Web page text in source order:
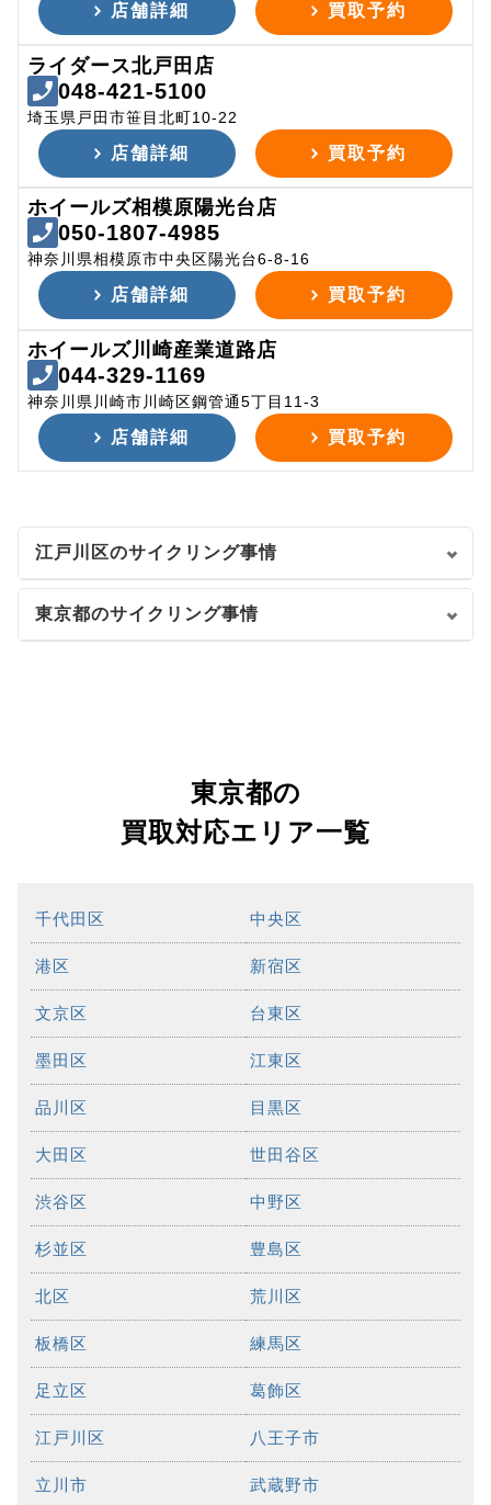
店舗詳細 買取予約
ライダース北戸田店
048-421-5100
埼玉県戸田市笹目北町10-22
店舗詳細 買取予約
ホイールズ相模原陽光台店
050-1807-4985
神奈川県相模原市中央区陽光台6-8-16
店舗詳細 買取予約
ホイールズ川崎産業道路店
044-329-1169
神奈川県川崎市川崎区鋼管通5丁目11-3
店舗詳細 買取予約
江戸川区のサイクリング事情
東京都のサイクリング事情
東京都の
買取対応エリア一覧
千代田区 中央区
港区 新宿区
文京区 台東区
墨田区 江東区
品川区 目黒区
大田区 世田谷区
渋谷区 中野区
杉並区 豊島区
北区 荒川区
板橋区 練馬区
足立区 葛飾区
江戸川区 八王子市
立川市 武蔵野市